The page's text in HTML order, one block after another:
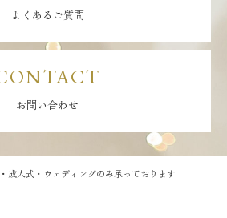
よくあるご質問
お問い合わせ
成人式・ウェディングのみ承っております